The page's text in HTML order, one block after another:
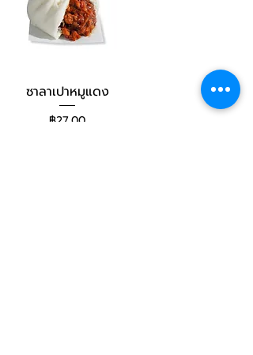
ซาลาเปาหมูแดง
ราคา
฿27.00